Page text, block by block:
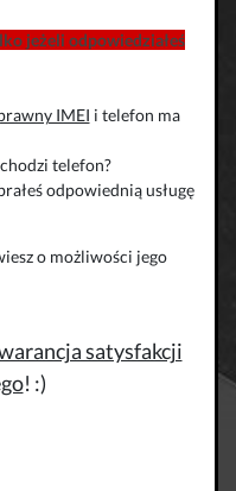
jeżeli odpowiedziałeś
IMEI i telefon ma
telefon?
odpowiednią usługę
o możliwości jego
satysfakcji
! :)